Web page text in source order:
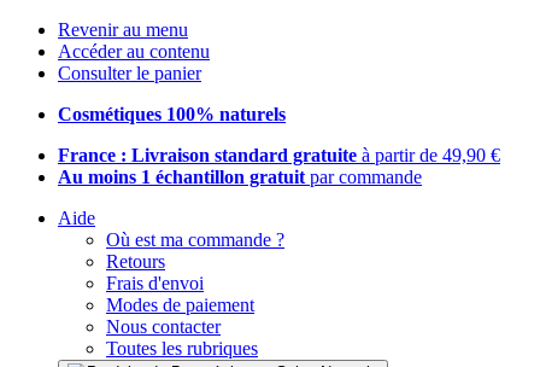
Revenir au menu
Accéder au contenu
Consulter le panier
Cosmétiques 100% naturels
France : Livraison standard gratuite à partir de 49,90 €
Au moins 1 échantillon gratuit par commande
Aide
Où est ma commande ?
Retours
Frais d'envoi
Modes de paiement
Nous contacter
Toutes les rubriques